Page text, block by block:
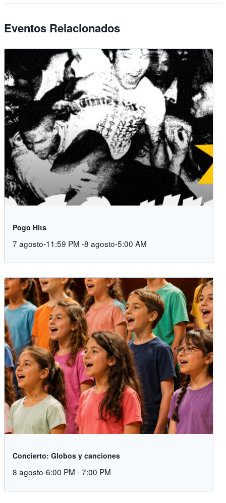
Eventos Relacionados
Pogo Hits
7 agosto-11:59 PM -8 agosto-5:00 AM
Concierto: Globos y canciones
8 agosto-6:00 PM -7:00 PM